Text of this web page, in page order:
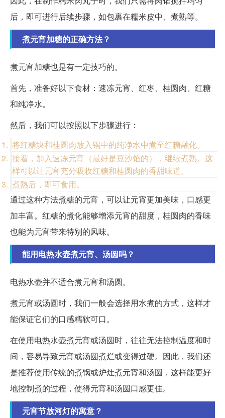
后，即可进行后续步骤，如包裹在糯米皮中、煮熟等。
煮元宵加糖的正确方法？
煮元宵加糖也是有一定技巧的。
首先，准备好以下食材：速冻元宵、红枣、桂圆肉、红糖
和纯净水。
然后，我们可以按照以下步骤进行：
将红糖块和桂圆肉放入锅中的纯净水中煮至红糖融化。
接着，加入速冻元宵（最好是豆沙馅的），继续煮熟。这
样可以让元宵充分吸收红糖和桂圆肉的香甜味道。
煮熟后，即可食用。
通过这种方法煮糖的元宵，可以让元宵更加美味，口感更
加丰富。红糖的煮化能够增添元宵的甜度，桂圆肉的香味
也能为元宵带来特别的风味。
能用电热水壶煮元宵、汤圆吗？
电热水壶并不适合煮元宵和汤圆。
煮元宵或汤圆时，我们一般会选择用水煮的方式，这样才
能保证它们的口感糯软可口。
在使用电热水壶煮元宵或汤圆时，往往无法控制温度和时
间，容易导致元宵或汤圆煮烂或变得过硬。因此，我们还
是推荐使用传统的煮锅或炉灶煮元宵和汤圆，这样能更好
地控制煮的过程，使得元宵和汤圆口感更佳。
元宵节放河灯的寓意？